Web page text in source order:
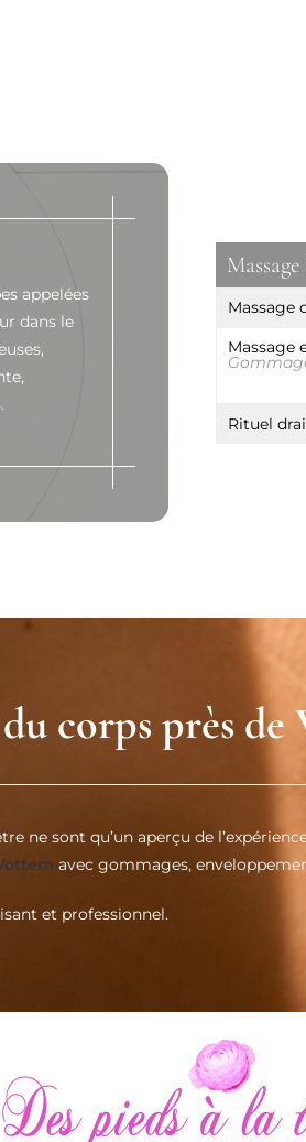
appelées
dans le
Massage
Massage
Rituel
corps près
ne sont qu’un aperçu de
avec gommages,
et professionnel.